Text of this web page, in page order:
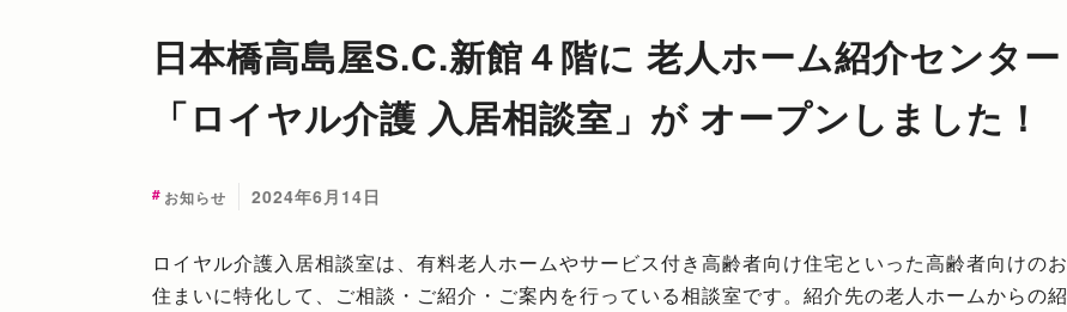
日本橋高島屋S.C.新館４階に 老人ホーム紹介センター
「ロイヤル介護 入居相談室」が オープンしました！
お知らせ 2024年6月14日
ロイヤル介護入居相談室は、有料老人ホームやサービス付き高齢者向け住宅といった高齢者向けのお
住まいに特化して、ご相談・ご紹介・ご案内を行っている相談室です。紹介先の老人ホームからの紹